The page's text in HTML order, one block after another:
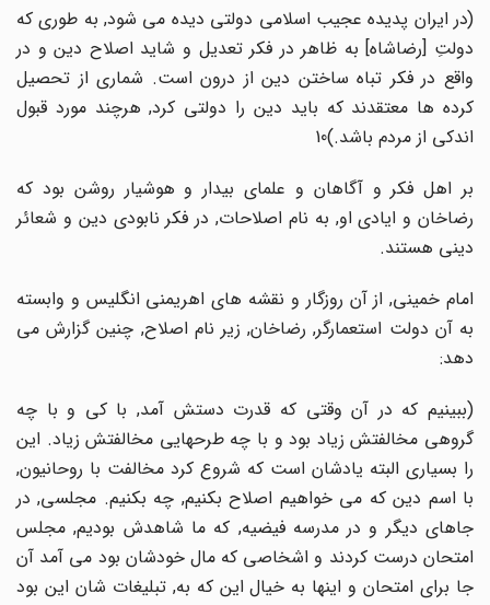
(در ایران پدیده عجیب اسلامی دولتی دیده می شود, به طوری که
دولتِ [رضاشاه] به ظاهر در فکر تعدیل و شاید اصلاح دین و در
واقع در فکر تباه ساختن دین از درون است. شماری از تحصیل
کرده ها معتقدند که باید دین را دولتی کرد, هرچند مورد قبول
اندکی از مردم باشد.)10
بر اهل فکر و آگاهان و علمای بیدار و هوشیار روشن بود که
رضاخان و ایادی او, به نام اصلاحات, در فکر نابودی دین و شعائر
دینی هستند.
امام خمینی, از آن روزگار و نقشه های اهریمنی انگلیس و وابسته
به آن دولت استعمارگر, رضاخان, زیر نام اصلاح, چنین گزارش می
دهد:
(ببینیم که در آن وقتی که قدرت دستش آمد, با کی و با چه
گروهی مخالفتش زیاد بود و با چه طرحهایی مخالفتش زیاد. این
را بسیاری البته یادشان است که شروع کرد مخالفت با روحانیون,
با اسم دین که می خواهیم اصلاح بکنیم, چه بکنیم. مجلسی, در
جاهای دیگر و در مدرسه فیضیه, که ما شاهدش بودیم, مجلس
امتحان درست کردند و اشخاصی که مال خودشان بود می آمد آن
جا برای امتحان و اینها به خیال این که به, تبلیغات شان این بود